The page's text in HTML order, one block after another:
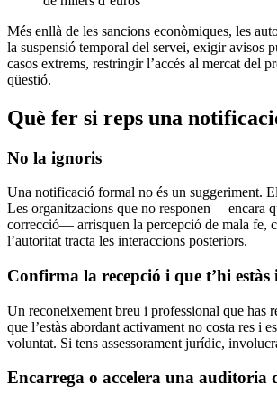
Més enllà de les sancions econòmiques, les
la suspensió temporal del servei, exigir avisos
casos extrems, restringir l’accés al mercat del
qüestió.
Què fer si reps una
No la ignoris
Una notificació formal no és un suggeriment.
Les organitzacions que no responen —encara
correcció— arrisquen la percepció de mala fe,
l’autoritat tracta les interaccions posteriors.
Confirma la recepció i que t’hi
Un reconeixement breu i professional que has
que l’estàs abordant activament no costa res i
voluntat. Si tens assessorament jurídic,
Encarrega o accelera una auditoria